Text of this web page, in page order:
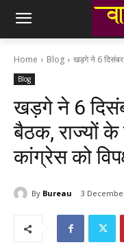
Home Blog खड़गे ने 6 दिसंबर
Blog
खड़गे ने 6
बैठक, राज्यों
कांग्रेस को
By Bureau 3